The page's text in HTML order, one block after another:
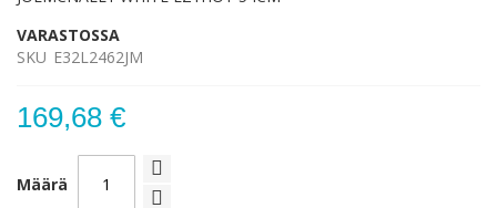
VARASTOSSA
SKU E32L2462JM
169,68 €
Määrä